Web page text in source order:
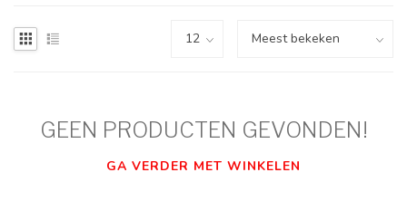
GEEN PRODUCTEN GEVONDEN!
GA VERDER MET WINKELEN